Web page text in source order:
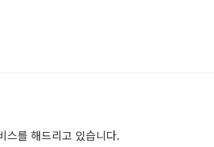
스를 해드리고 있습니다.